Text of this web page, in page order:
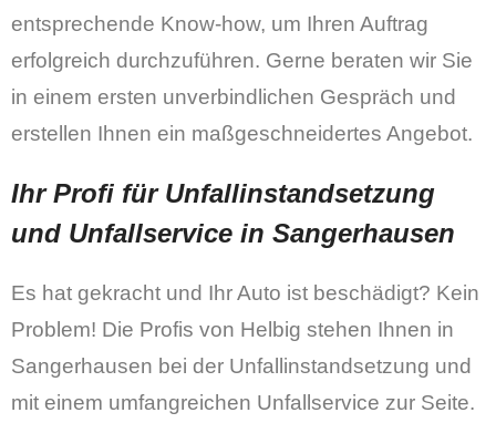
entsprechende Know-how, um Ihren Auftrag
erfolgreich durchzuführen. Gerne beraten wir Sie
in einem ersten unverbindlichen Gespräch und
erstellen Ihnen ein maßgeschneidertes Angebot.
Ihr Profi für Unfallinstandsetzung
und Unfallservice in Sangerhausen
Es hat gekracht und Ihr Auto ist beschädigt? Kein
Problem! Die Profis von Helbig stehen Ihnen in
Sangerhausen bei der Unfallinstandsetzung und
mit einem umfangreichen Unfallservice zur Seite.